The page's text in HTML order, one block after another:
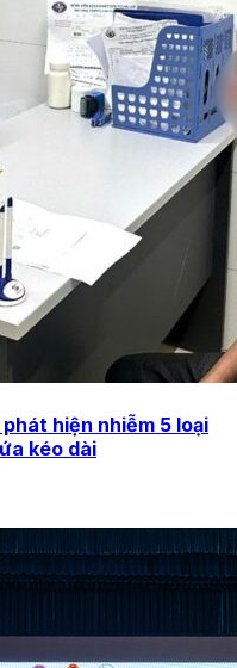
hiện nhiễm 5 loại
kéo dài